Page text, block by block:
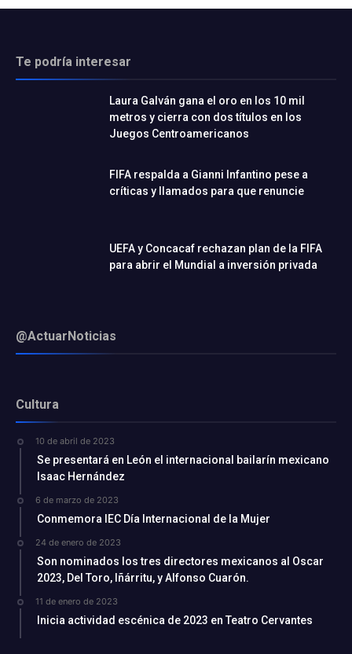
Te podría interesar
Laura Galván gana el oro en los 10 mil
metros y cierra con dos títulos en los
Juegos Centroamericanos
FIFA respalda a Gianni Infantino pese a
críticas y llamados para que renuncie
UEFA y Concacaf rechazan plan de la FIFA
para abrir el Mundial a inversión privada
@ActuarNoticias
Cultura
10 de abril de 2023
Se presentará en León el internacional bailarín mexicano
Isaac Hernández
6 de marzo de 2023
Conmemora IEC Día Internacional de la Mujer
24 de enero de 2023
Son nominados los tres directores mexicanos al Oscar
2023, Del Toro, Iñárritu, y Alfonso Cuarón.
11 de enero de 2023
Inicia actividad escénica de 2023 en Teatro Cervantes